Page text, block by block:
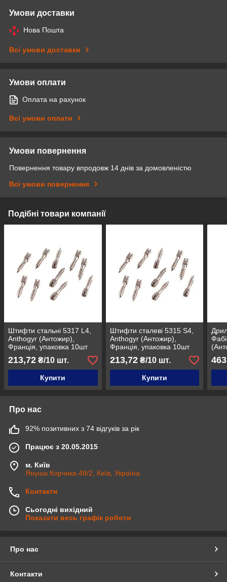
Умови доставки
Нова Пошта
Всі умови доставки
Умови оплати
Оплата на рахунок
Всі умови оплати
Умови повернення
Повернення товару впродовж 14 днів за домовленістю
Всі умови повернення
Подібні товари компанії
Штифти стальні 5317 L4,
Anthogyr (Антожир),
Франція, упаковка 10шт
213,72 ₴/10 шт.
Купити
Штифти сталеві 5315 S4,
Anthogyr (Антожир),
Франція, упаковка 10шт
213,72₴/10 шт.
Купити
Про нас
92% позитивних з 74 відгуків за рік
Працює з 20.05.2015
м. Київ
Януша Корчика 48/2, Київ, Україна
Контакти
Сьогодні вихідний
Показати весь графік роботи
Про нас
Контакти